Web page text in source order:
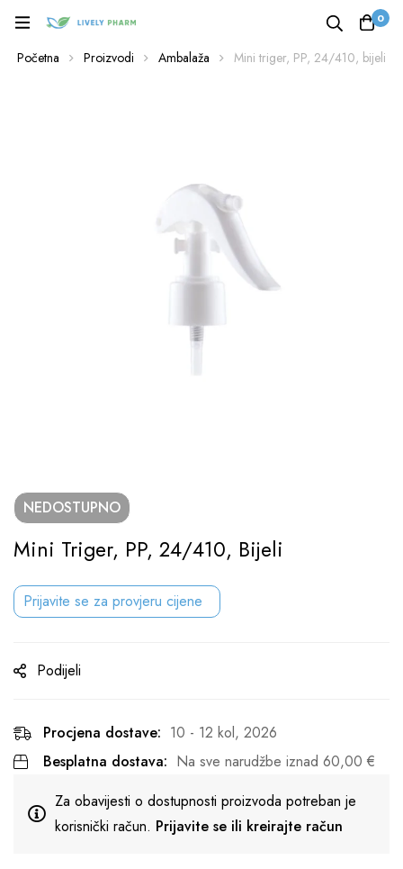
0
Početna Proizvodi Ambalaža Mini triger, PP, 24/410, bijeli
NEDOSTUPNO
Mini Triger, PP, 24/410, Bijeli
Prijavite se za provjeru cijene
Podijeli
Procjena dostave: 10 - 12 kol, 2026
Besplatna dostava: Na sve narudžbe iznad 60,00 €
Za obavijesti o dostupnosti proizvoda potreban je
korisnički račun. Prijavite se ili kreirajte račun